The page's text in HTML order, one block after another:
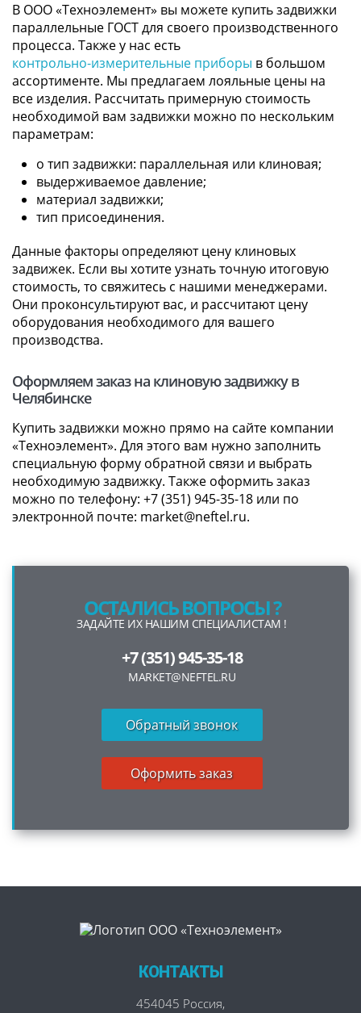
В ООО «Техноэлемент» вы можете купить задвижки
параллельные ГОСТ для своего производственного
процесса. Также у нас есть
контрольно-измерительные приборы в большом
ассортименте. Мы предлагаем лояльные цены на
все изделия. Рассчитать примерную стоимость
необходимой вам задвижки можно по нескольким
параметрам:
o тип задвижки: параллельная или клиновая;
выдерживаемое давление;
материал задвижки;
тип присоединения.
Данные факторы определяют цену клиновых
задвижек. Если вы хотите узнать точную итоговую
стоимость, то свяжитесь с нашими менеджерами.
Они проконсультируют вас, и рассчитают цену
оборудования необходимого для вашего
производства.
Оформляем заказ на клиновую задвижку в
Челябинске
Купить задвижки можно прямо на сайте компании
«Техноэлемент». Для этого вам нужно заполнить
специальную форму обратной связи и выбрать
необходимую задвижку. Также оформить заказ
можно по телефону: +7 (351) 945-35-18 или по
электронной почте: market@neftel.ru.
ОСТАЛИСЬ ВОПРОСЫ ?
ЗАДАЙТЕ ИХ НАШИМ СПЕЦИАЛИСТАМ !
+7 (351) 945-35-18
MARKET@NEFTEL.RU
Обратный звонок
Оформить заказ
КОНТАКТЫ
454045 Россия,